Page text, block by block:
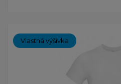
Vlastná výšivka